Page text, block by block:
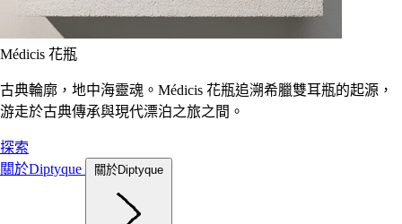
Médicis 花瓶
古典輪廓，地中海靈魂。Médicis 花瓶追溯希臘雙耳瓶的起源，
游走於古典傳承與現代漂泊之旅之間。
探索
關於Diptyque
關於Diptyque